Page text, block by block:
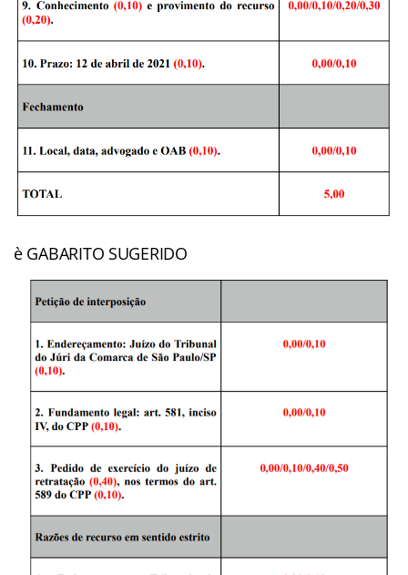
è GABARITO SUGERIDO